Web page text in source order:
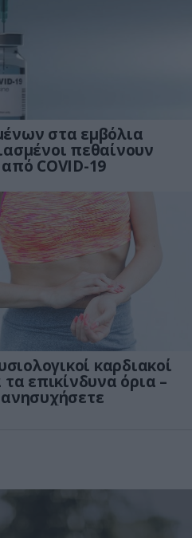
στα εμβόλια
πεθαίνουν
COVID-19
καρδιακοί
επικίνδυνα όρια –